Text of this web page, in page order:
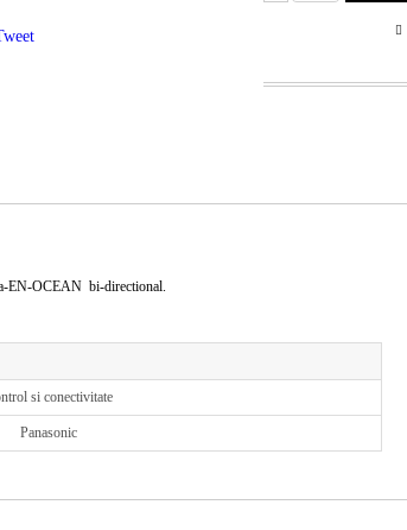
EN-OCEAN bi-directional.
si conectivitate
Panasonic